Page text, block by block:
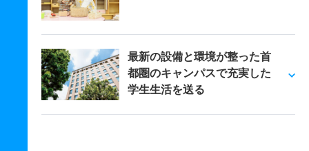
最新の設備と環境が整った首
都圏のキャンパスで充実した
学生生活を送る